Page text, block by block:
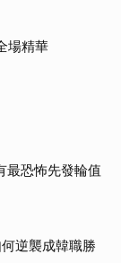
場精華
最恐怖先發輪值
逆襲成韓職勝